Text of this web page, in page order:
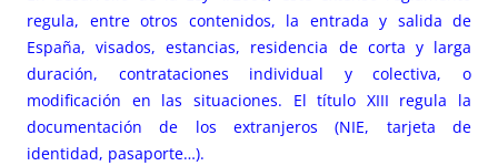
regula, entre otros contenidos, la entrada y salida de
España, visados, estancias, residencia de corta y larga
duración, contrataciones individual y colectiva, o
modificación en las situaciones. El título XIII regula la
documentación de los extranjeros (NIE, tarjeta de
identidad, pasaporte…).